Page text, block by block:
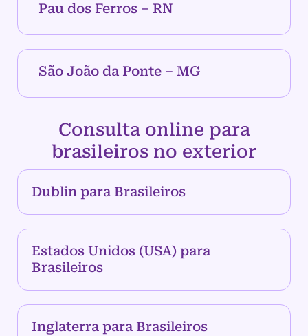
Pau dos Ferros – RN
São João da Ponte – MG
Consulta online para
brasileiros no exterior
Dublin para Brasileiros
Estados Unidos (USA) para
Brasileiros
Inglaterra para Brasileiros